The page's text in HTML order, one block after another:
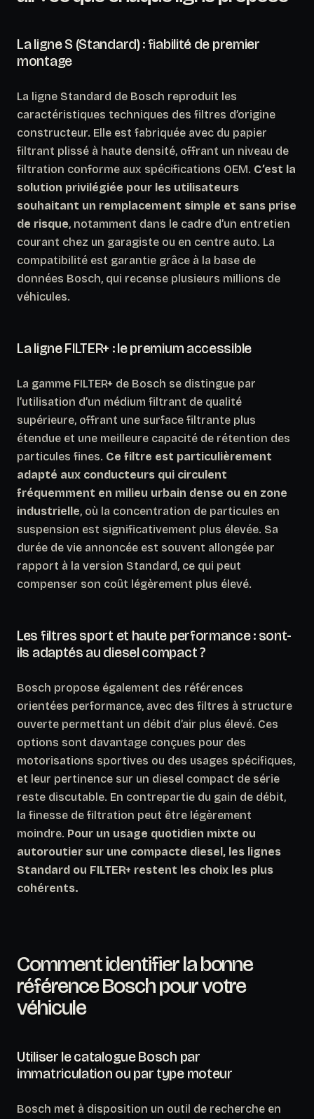
La ligne S (Standard) : fiabilité de premier
montage
La ligne Standard de Bosch reproduit les
caractéristiques techniques des filtres d’origine
constructeur. Elle est fabriquée avec du papier
filtrant plissé à haute densité, offrant un niveau de
filtration conforme aux spécifications OEM. C’est la
solution privilégiée pour les utilisateurs
souhaitant un remplacement simple et sans prise
de risque, notamment dans le cadre d’un entretien
courant chez un garagiste ou en centre auto. La
compatibilité est garantie grâce à la base de
données Bosch, qui recense plusieurs millions de
véhicules.
La ligne FILTER+ : le premium accessible
La gamme FILTER+ de Bosch se distingue par
l’utilisation d’un médium filtrant de qualité
supérieure, offrant une surface filtrante plus
étendue et une meilleure capacité de rétention des
particules fines. Ce filtre est particulièrement
adapté aux conducteurs qui circulent
fréquemment en milieu urbain dense ou en zone
industrielle, où la concentration de particules en
suspension est significativement plus élevée. Sa
durée de vie annoncée est souvent allongée par
rapport à la version Standard, ce qui peut
compenser son coût légèrement plus élevé.
Les filtres sport et haute performance : sont-
ils adaptés au diesel compact ?
Bosch propose également des références
orientées performance, avec des filtres à structure
ouverte permettant un débit d’air plus élevé. Ces
options sont davantage conçues pour des
motorisations sportives ou des usages spécifiques,
et leur pertinence sur un diesel compact de série
reste discutable. En contrepartie du gain de débit,
la finesse de filtration peut être légèrement
moindre. Pour un usage quotidien mixte ou
autoroutier sur une compacte diesel, les lignes
Standard ou FILTER+ restent les choix les plus
cohérents.
Comment identifier la bonne
référence Bosch pour votre
véhicule
Utiliser le catalogue Bosch par
immatriculation ou par type moteur
Bosch met à disposition un outil de recherche en